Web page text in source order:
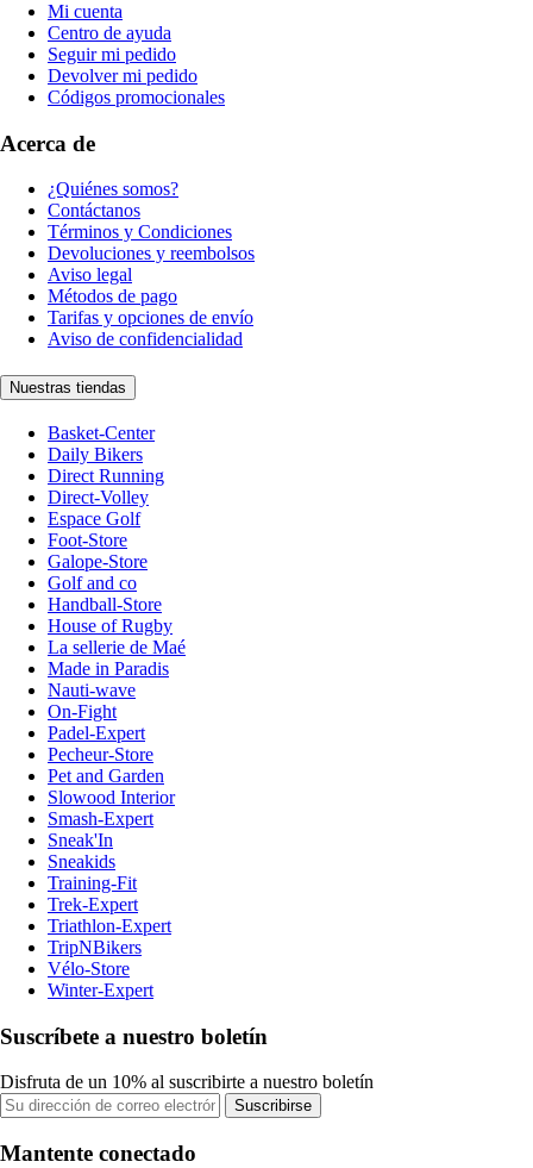
Mi cuenta
Centro de ayuda
Seguir mi pedido
Devolver mi pedido
Códigos promocionales
Acerca de
¿Quiénes somos?
Contáctanos
Términos y Condiciones
Devoluciones y reembolsos
Aviso legal
Métodos de pago
Tarifas y opciones de envío
Aviso de confidencialidad
Nuestras tiendas
Basket-Center
Daily Bikers
Direct Running
Direct-Volley
Espace Golf
Foot-Store
Galope-Store
Golf and co
Handball-Store
House of Rugby
La sellerie de Maé
Made in Paradis
Nauti-wave
On-Fight
Padel-Expert
Pecheur-Store
Pet and Garden
Slowood Interior
Smash-Expert
Sneak'In
Sneakids
Training-Fit
Trek-Expert
Triathlon-Expert
TripNBikers
Vélo-Store
Winter-Expert
Suscríbete a nuestro boletín
Disfruta de un 10% al suscribirte a nuestro boletín
Suscribirse
Mantente conectado